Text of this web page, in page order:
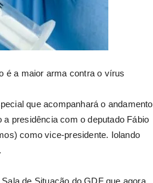
é a maior arma contra o vírus
que acompanhará o andamento
a presidência com o deputado Fábio
como vice-presidente. Iolando